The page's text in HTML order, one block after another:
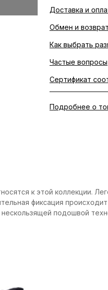
Доставка и
Обмен и возврат
Как выбрать
Частые вопросы
Сертификат
Подробнее о
к этой коллекции.
фиксация
подошвой